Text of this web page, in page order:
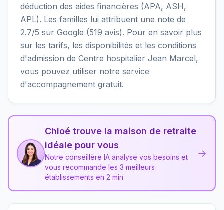
déduction des aides financières (APA, ASH,
APL). Les familles lui attribuent une note de
2.7/5 sur Google (519 avis). Pour en savoir plus
sur les tarifs, les disponibilités et les conditions
d'admission de Centre hospitalier Jean Marcel,
vous pouvez utiliser notre service
d'accompagnement gratuit.
Chloé trouve la maison de retraite
idéale pour vous
Notre conseillère IA analyse vos besoins et
vous recommande les 3 meilleurs
établissements en 2 min
→